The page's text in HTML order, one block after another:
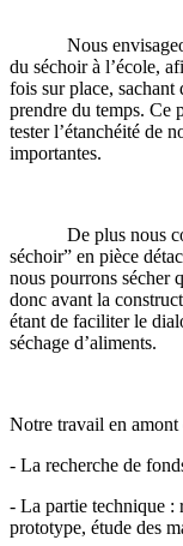
Nous
du séchoir à l’école,
fois sur place, sachant
prendre du temps. Ce
tester l’étanchéité de
importantes.
De plus nous
séchoir” en pièce
nous pourrons sécher
donc avant la
étant de faciliter le
séchage d’aliments.
Notre travail en amont
- La recherche de
- La partie technique :
prototype, étude des